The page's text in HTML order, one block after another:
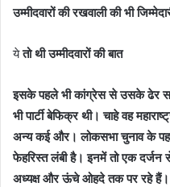
उम्मीदवारों की रखवाली की भी
येतो थी उम्मीदवारों की बात
इसके पहले भी कांग्रेस से उसके ढेर
भी पार्टी बेफिक्र थी। चाहे वह
अन्य कई और। लोकसभा चुनाव के
फेहरिस्त लंबी है। इनमें तो एक दर्जन
अध्यक्ष और ऊंचे ओहदे तक पर रहे हैं।